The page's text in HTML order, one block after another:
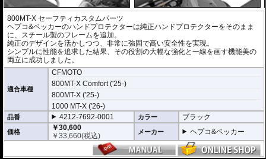
800MT-X セーフティカスタムパーツ
ヘプコ&ベッカーのハンドプロテクターは純正ハンドプロテクターをそのまま
に、スチール製のフレームを追加。
純正のデザインを活かしつつ、非常に強固で高い安全性を実現。
シンプルに性能を追求した結果、その役割の大幅な強化と一線を画す機能美の
両立に成功しました。
適合車種
CFMOTO
800MT-X Comfort ('25-)
800MT-X ('25-)
1000 MT-X ('26-)
品番 4212-7692-0001 カラー ブラック
価格
￥30,600
￥33,660(税込) メーカー ヘプコ&ベッカー